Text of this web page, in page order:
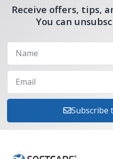
Receive offers, tips,
You can
Subscribe